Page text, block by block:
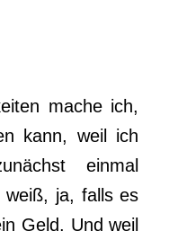
mache ich,
kann, weil ich
einmal
weiß, ja, falls es
Geld. Und weil